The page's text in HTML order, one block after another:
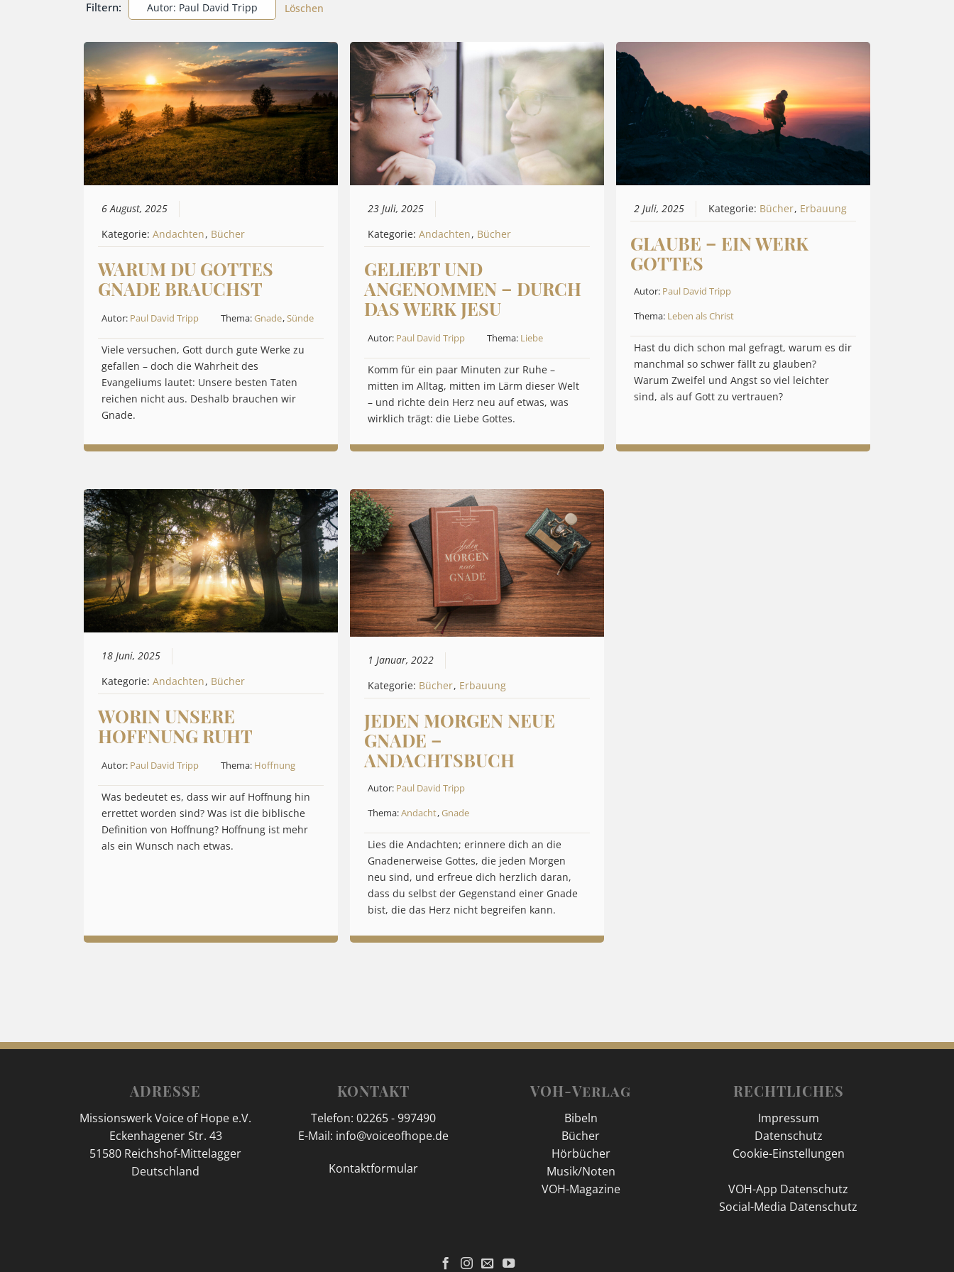
Filtern: Autor: Paul David Tripp Löschen
6 August, 2025
Kategorie:Andachten, Bücher
WARUM DU GOTTES
GNADE BRAUCHST
Autor: Paul David Tripp Thema:Gnade,Sünde
Viele versuchen, Gott durch gute Werke zu
gefallen – doch die Wahrheit des
Evangeliums lautet: Unsere besten Taten
reichen nicht aus. Deshalb brauchen wir
Gnade.
23 Juli, 2025
Kategorie: Andachten, Bücher
GELIEBT UND
ANGENOMMEN – DURCH
DAS WERK JESU
Autor: Paul David Tripp Thema: Liebe
Komm für ein paar Minuten zur Ruhe –
mitten im Alltag, mitten im Lärm dieser Welt
– und richte dein Herz neu auf etwas, was
wirklich trägt: die Liebe Gottes.
2 Juli, 2025 Kategorie: Bücher, Erbauung
GLAUBE – EIN WERK
GOTTES
Autor: Paul David Tripp
Thema: Leben als Christ
Hast du dich schon mal gefragt, warum es dir
manchmal so schwer fällt zu glauben?
Warum Zweifel und Angst so viel leichter
sind, als auf Gott zu vertrauen?
18 Juni, 2025
Kategorie:Andachten, Bücher
WORIN UNSERE
HOFFNUNG RUHT
Autor: Paul David Tripp Thema: Hoffnung
Was bedeutet es, dass wir auf Hoffnung hin
errettet worden sind? Was ist die biblische
Definition von Hoffnung? Hoffnung ist mehr
als ein Wunsch nach etwas.
1 Januar, 2022
Kategorie: Bücher, Erbauung
JEDEN MORGEN NEUE
GNADE –
ANDACHTSBUCH
Autor: Paul David Tripp
Thema:Andacht,Gnade
Lies die Andachten; erinnere dich an die
Gnadenerweise Gottes, die jeden Morgen
neu sind, und erfreue dich herzlich daran,
dass du selbst der Gegenstand einer Gnade
bist, die das Herz nicht begreifen kann.
ADRESSE
Missionswerk Voice of Hope e.V.
Eckenhagener Str. 43
51580 Reichshof-Mittelagger
Deutschland
KONTAKT
Telefon: 02265 - 997490
E-Mail: info@voiceofhope.de
Kontaktformular
VOH-Verlag
Bibeln
Bücher
Hörbücher
Musik/Noten
VOH-Magazine
RECHTLICHES
Impressum
Datenschutz
Cookie-Einstellungen
VOH-App Datenschutz
Social-Media Datenschutz